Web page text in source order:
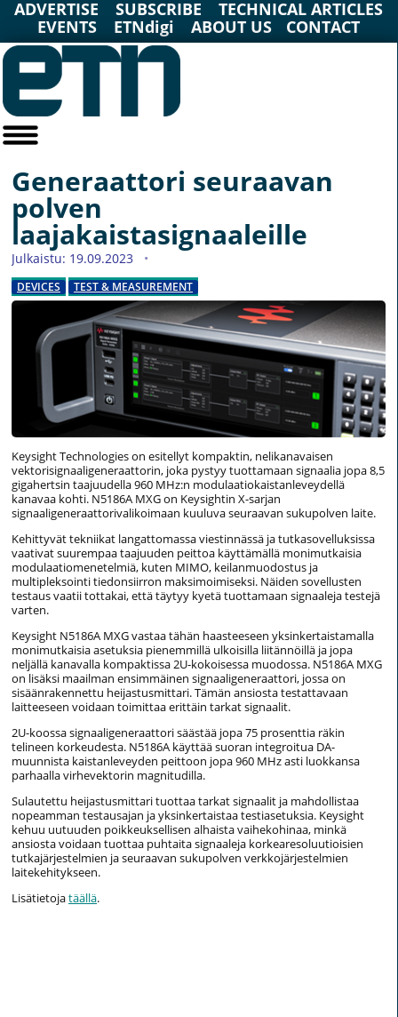
ADVERTISE SUBSCRIBE
TECHNICAL ARTICLES
EVENTS
ETNdigi ABOUT US CONTACT
Generaattori seuraavan
polven
laajakaistasignaaleille
Julkaistu: 19.09.2023
DEVICES TEST & MEASUREMENT
Keysight Technologies on esitellyt kompaktin, nelikanavaisen
vektorisignaaligeneraattorin, joka pystyy tuottamaan signaalia jopa 8,5
gigahertsin taajuudella 960 MHz:n modulaatiokaistanleveydellä
kanavaa kohti. N5186A MXG on Keysightin X-sarjan
signaaligeneraattorivalikoimaan kuuluva seuraavan sukupolven laite.
Kehittyvät tekniikat langattomassa viestinnässä ja tutkasovelluksissa
vaativat suurempaa taajuuden peittoa käyttämällä monimutkaisia
modulaatiomenetelmiä, kuten MIMO, keilanmuodostus ja
multipleksointi tiedonsiirron maksimoimiseksi. Näiden sovellusten
testaus vaatii tottakai, että täytyy kyetä tuottamaan signaaleja testejä
varten.
Keysight N5186A MXG vastaa tähän haasteeseen yksinkertaistamalla
monimutkaisia asetuksia pienemmillä ulkoisilla liitännöillä ja jopa
neljällä kanavalla kompaktissa 2U-kokoisessa muodossa. N5186A MXG
on lisäksi maailman ensimmäinen signaaligeneraattori, jossa on
sisäänrakennettu heijastusmittari. Tämän ansiosta testattavaan
laitteeseen voidaan toimittaa erittäin tarkat signaalit.
2U-koossa signaaligeneraattori säästää jopa 75 prosenttia räkin
telineen korkeudesta. N5186A käyttää suoran integroitua DA-
muunnista kaistanleveyden peittoon jopa 960 MHz asti luokkansa
parhaalla virhevektorin magnitudilla.
Sulautettu heijastusmittari tuottaa tarkat signaalit ja mahdollistaa
nopeamman testausajan ja yksinkertaistaa testiasetuksia. Keysight
kehuu uutuuden poikkeuksellisen alhaista vaihekohinaa, minkä
ansiosta voidaan tuottaa puhtaita signaaleja korkearesoluutioisien
tutkajärjestelmien ja seuraavan sukupolven verkkojärjestelmien
laitekehitykseen.
Lisätietojatäällä.